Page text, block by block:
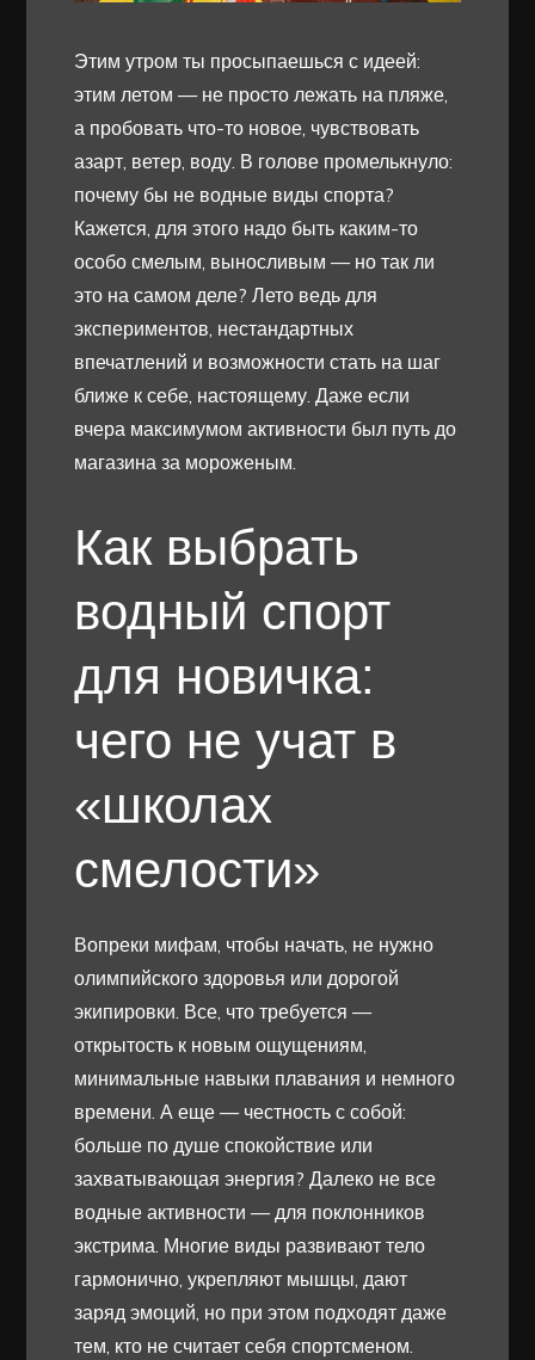
Этим утром ты просыпаешься с идеей:
этим летом — не просто лежать на пляже,
а пробовать что-то новое, чувствовать
азарт, ветер, воду. В голове промелькнуло:
почему бы не водные виды спорта?
Кажется, для этого надо быть каким-то
особо смелым, выносливым — но так ли
это на самом деле? Лето ведь для
экспериментов, нестандартных
впечатлений и возможности стать на шаг
ближе к себе, настоящему. Даже если
вчера максимумом активности был путь до
магазина за мороженым.
Как выбрать
водный спорт
для новичка:
чего не учат в
«школах
смелости»
Вопреки мифам, чтобы начать, не нужно
олимпийского здоровья или дорогой
экипировки. Все, что требуется —
открытость к новым ощущениям,
минимальные навыки плавания и немного
времени. А еще — честность с собой:
больше по душе спокойствие или
захватывающая энергия? Далеко не все
водные активности — для поклонников
экстрима. Многие виды развивают тело
гармонично, укрепляют мышцы, дают
заряд эмоций, но при этом подходят даже
тем, кто не считает себя спортсменом.